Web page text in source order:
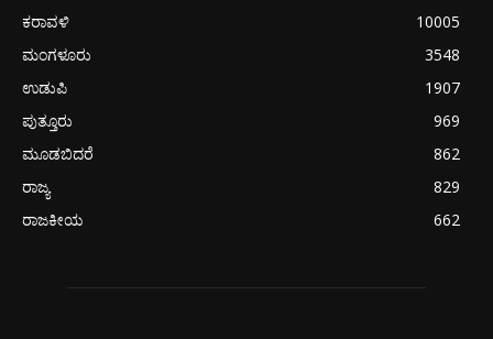
ಕರಾವಳಿ
10005
ಮಂಗಳೂರು
3548
ಉಡುಪಿ
1907
ಪುತ್ತೂರು
969
ಮೂಡಬಿದರೆ
862
ರಾಜ್ಯ
829
ರಾಜಕೀಯ
662